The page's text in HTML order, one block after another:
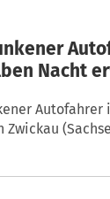
Nacht
Autofahrer